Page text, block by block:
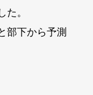
。
部下から予測